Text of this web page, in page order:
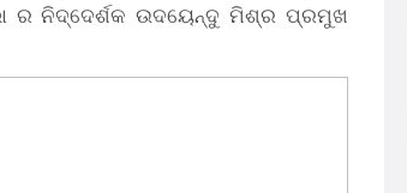
ର ନିଦ୍ଦେର୍ଶକ ଉଦୟେନ୍ଦୁ ମିଶ୍ର ପ୍ରମୁଖ